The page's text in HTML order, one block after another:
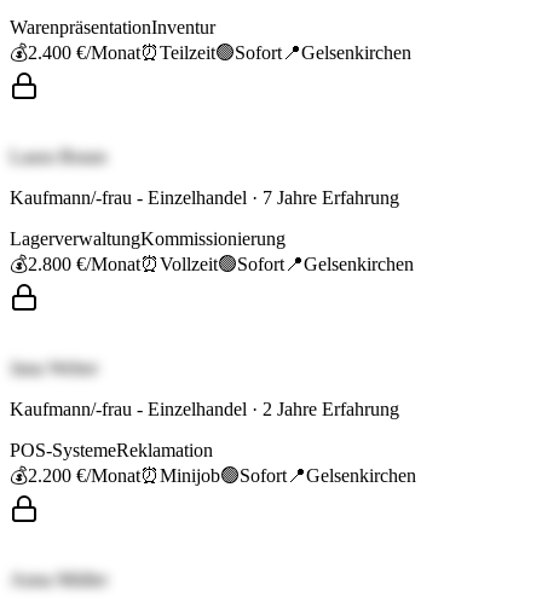
WarenpräsentationInventur
💰2.400 €/Monat⏰Teilzeit🟢Sofort 📍Gelsenkirchen
Laura Braun
Kaufmann/-frau - Einzelhandel · 7 Jahre Erfahrung
LagerverwaltungKommissionierung
💰2.800 €/Monat⏰Vollzeit🟢Sofort 📍Gelsenkirchen
Jana Weber
Kaufmann/-frau - Einzelhandel · 2 Jahre Erfahrung
POS-SystemeReklamation
💰2.200 €/Monat⏰Minijob🟢Sofort 📍Gelsenkirchen
Anna Müller